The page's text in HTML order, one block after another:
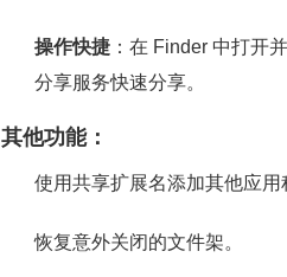
操作快捷 ：在 Finder 中打开
分享服务快速分享。
其他功能：
使用共享扩展名添加其他应用
恢复意外关闭的文件架。